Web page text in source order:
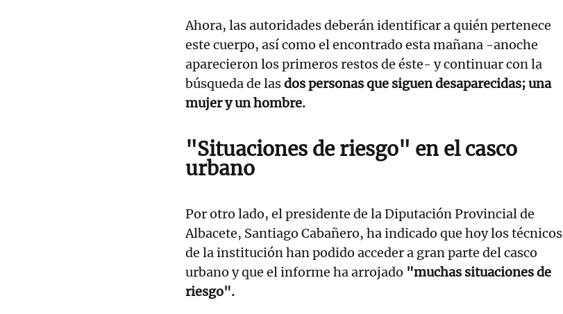
Ahora, las autoridades deberán identificar a quién pertenece
este cuerpo, así como el encontrado esta mañana -anoche
aparecieron los primeros restos de éste- y continuar con la
búsqueda de lasdos personas que siguen desaparecidas; una
mujer y un hombre.
"Situaciones de riesgo" en el casco
urbano
Por otro lado, el presidente de la Diputación Provincial de
Albacete, Santiago Cabañero, ha indicado que hoy los técnicos
de la institución han podido acceder a gran parte del casco
urbano y que el informe ha arrojado "muchas situaciones de
riesgo".